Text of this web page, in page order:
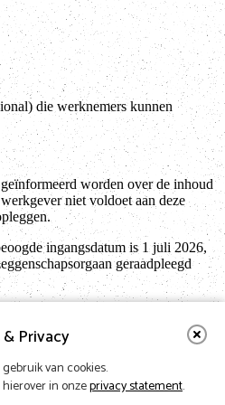
Privacy
van cookies.
in onzeprivacy statement.
die werknemers kunnen
worden over de inhoud
niet voldoet aan deze
ingangsdatum is 1 juli 2026,
geraadpleegd